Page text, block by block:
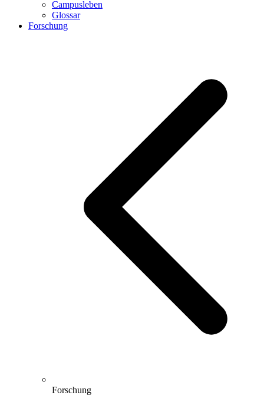
Campusleben
Glossar
Forschung
Forschung